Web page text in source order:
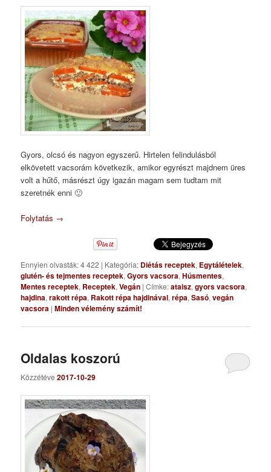
Gyors, olcsó és nagyon egyszerű. Hirtelen felindulásból
elkövetett vacsorám következik, amikor egyrészt majdnem üres
volt a hűtő, másrészt úgy igazán magam sem tudtam mit
szeretnék enni 🙂
Folytatás →
Ennyien olvasták: 4 422 | Kategória: Diétás receptek, Egytálételek,
glutén- és tejmentes receptek,Gyors vacsora,Húsmentes,
Mentes receptek, Receptek,Vegán |Címke:ataisz,gyors vacsora,
hajdina,rakott répa, Rakott répa hajdinával,répa,Sasó,vegán
vacsora |Minden vélemény számít!
Oldalas koszorú
Közzétéve2017-10-29